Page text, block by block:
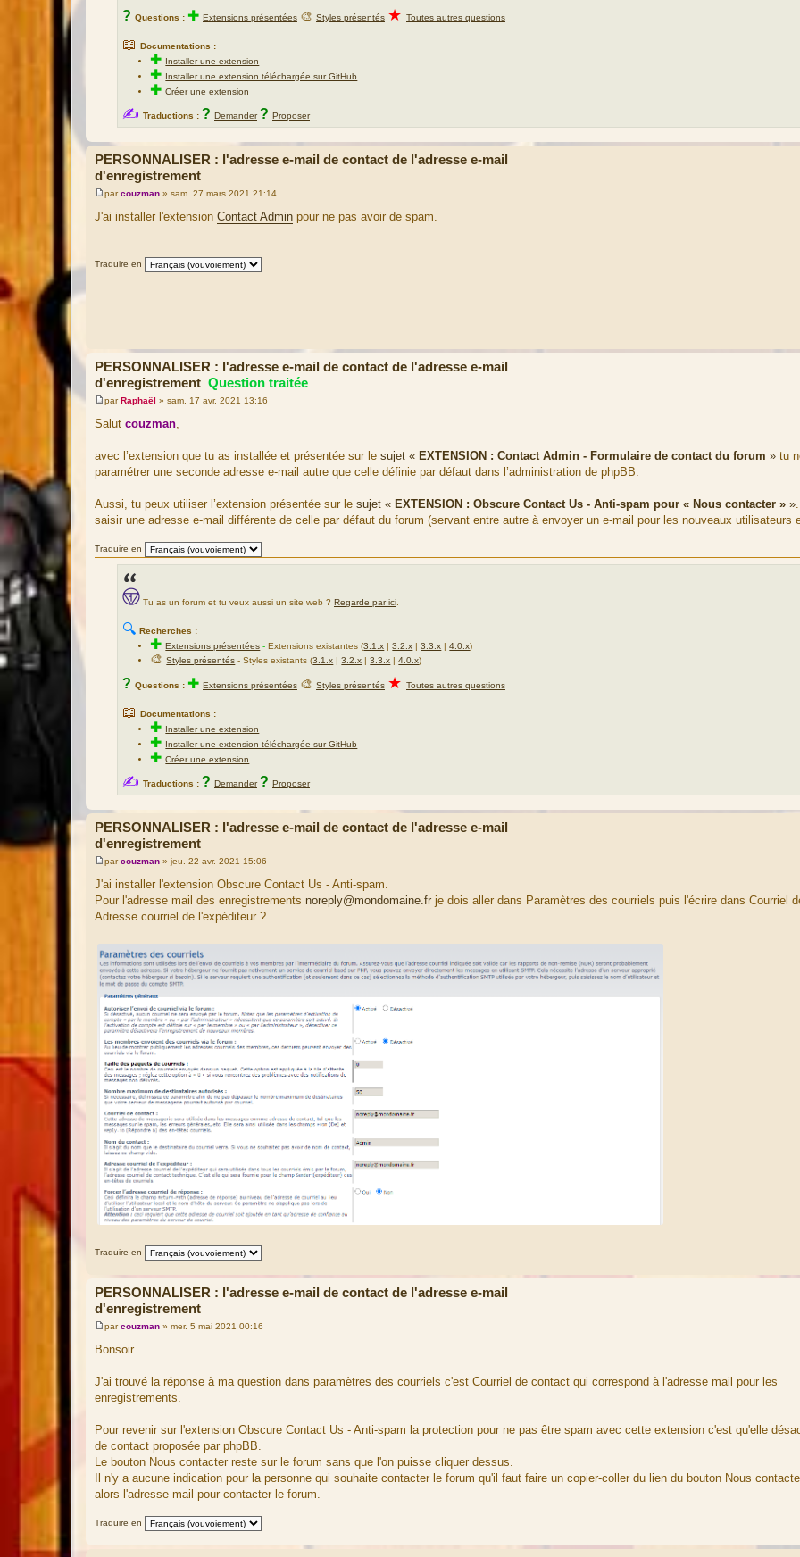
? Questions : ✚ Extensions présentées 🎨 Styles présentés ★ Toutes autres questions
📖 Documentations :
✚ Installer une extension
✚ Installer une extension téléchargée sur GitHub
✚Créer une extension
✍ Traductions : ? Demander ? Proposer
PERSONNALISER : l'adresse e-mail de contact de l'adresse e-mail
d'enregistrement
M
e
s
e
parcouzman » sam. 27 mars 2021 21:14
J'ai installer l'extension Contact Admin pour ne pas avoir de spam.
Traduire en
PERSONNALISER : l'adresse e-mail de contact de l'adresse e-mail
d'enregistrement Question traitée
M
e
s
g
e
parRaphaël » sam. 17 avr. 2021 13:16
Salut couzman
avec l’extension que tu as installée et présentée sur le sujet « EXTENSION : Contact Admin - Formulaire de contact du forum » tu
paramétrer une seconde adresse e-mail autre que celle définie par défaut dans l’administration de phpBB.
Aussi, tu peux utiliser l’extension présentée sur le sujet « EXTENSION : Obscure Contact Us - Anti-spam pour « Nous contacter » »
saisir une adresse e-mail différente de celle par défaut du forum (servant entre autre à envoyer un e-mail pour les nouveaux utilisateurs
Traduire en
Tu as un forum et tu veux aussi un site web ? Regarde par ici.
🔍 Recherches :
✚Extensions présentées -Extensions existantes (3.1.x |3.2.x |3.3.x |4.0.x)
🎨Styles présentés - Styles existants (3.1.x |3.2.x |3.3.x |4.0.x)
? Questions : ✚ Extensions présentées 🎨 Styles présentés ★ Toutes autres questions
📖 Documentations :
✚ Installer une extension
✚ Installer une extension téléchargée sur GitHub
✚Créer une extension
✍ Traductions : ? Demander ? Proposer
PERSONNALISER : l'adresse e-mail de contact de l'adresse e-mail
d'enregistrement
M
e
s
s
a
g
parcouzman » jeu. 22 avr. 2021 15:06
J'ai installer l'extension Obscure Contact Us - Anti-spam.
Pour l'adresse mail des enregistrements noreply@mondomaine.fr je dois aller dans Paramètres des courriels puis l'écrire dans Courriel
Adresse courriel de l'expéditeur ?
Traduire en
PERSONNALISER : l'adresse e-mail de contact de l'adresse e-mail
d'enregistrement
M
s
a
g
e
parcouzman » mer. 5 mai 2021 00:16
Bonsoir
J'ai trouvé la réponse à ma question dans paramètres des courriels c'est Courriel de contact qui correspond à l'adresse mail pour les
enregistrements.
Pour revenir sur l'extension Obscure Contact Us - Anti-spam la protection pour ne pas être spam avec cette extension c'est qu'elle
de contact proposée par phpBB.
Le bouton Nous contacter reste sur le forum sans que l'on puisse cliquer dessus.
Il n'y a aucune indication pour la personne qui souhaite contacter le forum qu'il faut faire un copier-coller du lien du bouton Nous
alors l'adresse mail pour contacter le forum.
Traduire en